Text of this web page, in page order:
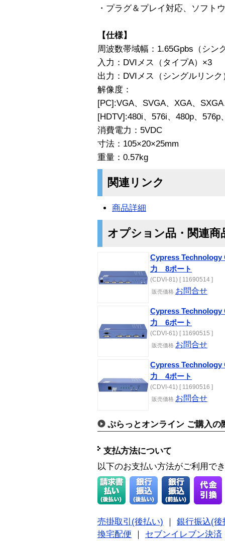
・プラグ＆プレイ対応、ソフト
【仕様】
周波数帯域幅：1.65Gpbs（シン
入力：DVIメス（タイプA）×3
出力：DVIメス（シングルリンク
解像度：
[PC]:VGA、SVGA、XGA、
[HDTV]:480i、576i、480p、576p
消費電力：5VDC
寸法：105×20×25mm
重量：0.57kg
関連リンク
商品詳細
オプション品・関連商
Cypress
力 8ポート
(CDVI-81) [ 11690514 ]
販売価格 お問合せ
Cypress
力 6ポート
(CDVI-61) [ 11690515 ]
販売価格 お問合せ
Cypress
力 4ポート
(CDVI-41) [ 11690516 ]
販売価格 お問合せ
ぷらっとオンライン ご購入の
支払方法について
以下のお支払い方法がご利用で
売掛取引(後払い)
銀行振込(後
換宅配便
セブンイレブン決済